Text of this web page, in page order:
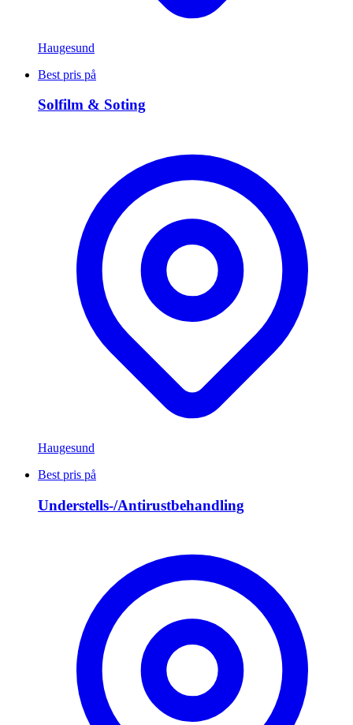
Haugesund
Best pris på
Solfilm & Soting
Haugesund
Best pris på
Understells-/Antirustbehandling